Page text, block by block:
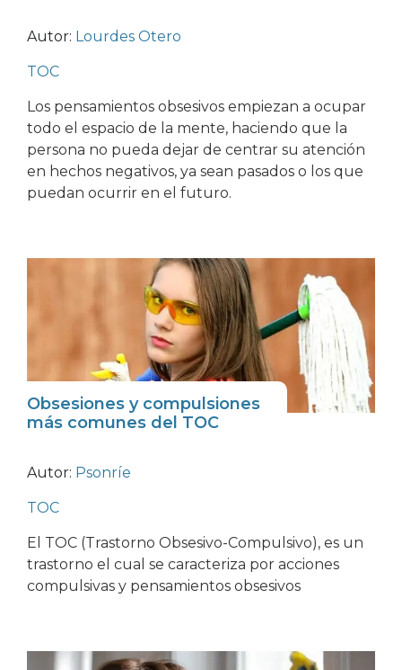
Autor: Lourdes Otero
TOC
Los pensamientos obsesivos empiezan a ocupar
todo el espacio de la mente, haciendo que la
persona no pueda dejar de centrar su atención
en hechos negativos, ya sean pasados o los que
puedan ocurrir en el futuro.
Obsesiones y compulsiones
más comunes del TOC
Autor: Psonríe
TOC
El TOC (Trastorno Obsesivo-Compulsivo), es un
trastorno el cual se caracteriza por acciones
compulsivas y pensamientos obsesivos